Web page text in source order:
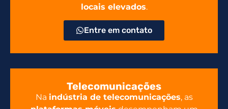
locais elevados.
Entre em contato
Telecomunicações
Na indústria de telecomunicações, as